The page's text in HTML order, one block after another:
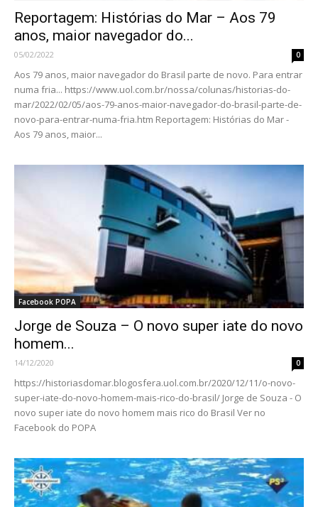
Reportagem: Histórias do Mar – Aos 79
anos, maior navegador do...
05/02/2022 0
Aos 79 anos, maior navegador do Brasil parte de novo. Para entrar
numa fria... https://www.uol.com.br/nossa/colunas/historias-do-
mar/2022/02/05/aos-79-anos-maior-navegador-do-brasil-parte-de-
novo-para-entrar-numa-fria.htm Reportagem: Histórias do Mar -
Aos 79 anos, maior...
Facebook POPA
Jorge de Souza – O novo super iate do novo
homem...
14/12/2020 0
https://historiasdomar.blogosfera.uol.com.br/2020/12/11/o-novo-
super-iate-do-novo-homem-mais-rico-do-brasil/ Jorge de Souza - O
novo super iate do novo homem mais rico do Brasil Ver no
Facebook do POPA